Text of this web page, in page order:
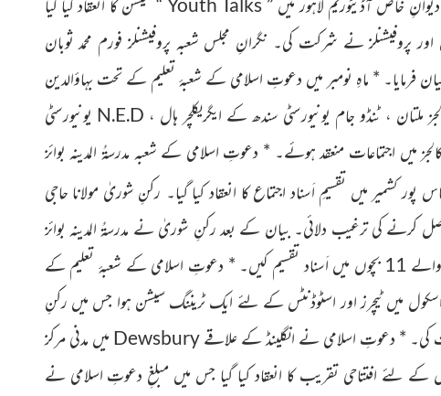
اور پروفیشنلز نے شرکت کی۔ نگرانِ مجلس شعبہ پروفیشنلز فورم محمد ثوبان
فرمایا۔ * ماہِ نومبر میں دعوتِ اسلامی کے شعبۂ تعلیم کے تحت بہاؤالدین
، ٹنڈو جام یونیورسٹی سندھ کے ایگریکلچر ہال ، N.E.D یونیورسٹی
میں اجتماعات منعقد ہوئے۔ * دعوتِ اسلامی کے شعبہ مدرسۃُ المدینہ بوائز
پور کشمیر میں تقسیمِ اَسناد اجتماع کا انعقاد کیا گیا۔ رکنِ شوریٰ مولانا حاجی
کرنے کی ترغیب دلائی۔ بیان کے بعد رکنِ شوریٰ نے مدرسۃُ المدینہ بوائز
اَسناد تقسیم کیں۔ * دعوتِ اسلامی کے شعبۂ تعلیم کے
اور اسٹوڈنٹس کے لئے ایک ٹریننگ سیشن ہوا جس میں رکنِ
کی۔ * دعوتِ اسلامی نے انگلینڈ کے علاقےDewsbury میں مدنی مرکز
کے لئے افتتاحی تقریب کا انعقاد کیا گیا جس میں مبلغِ دعوتِ اسلامی نے